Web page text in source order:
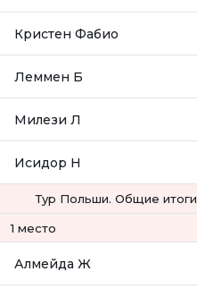
Кристен Фабио
Леммен Б
Милези Л
Исидор Н
Тур Польши. Общие итоги
1 место
Алмейда Ж